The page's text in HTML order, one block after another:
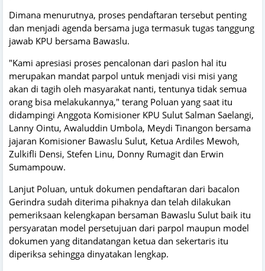
Dimana menurutnya, proses pendaftaran tersebut penting
dan menjadi agenda bersama juga termasuk tugas tanggung
jawab KPU bersama Bawaslu.
"Kami apresiasi proses pencalonan dari paslon hal itu
merupakan mandat parpol untuk menjadi visi misi yang
akan di tagih oleh masyarakat nanti, tentunya tidak semua
orang bisa melakukannya," terang Poluan yang saat itu
didampingi Anggota Komisioner KPU Sulut Salman Saelangi,
Lanny Ointu, Awaluddin Umbola, Meydi Tinangon bersama
jajaran Komisioner Bawaslu Sulut, Ketua Ardiles Mewoh,
Zulkifli Densi, Stefen Linu, Donny Rumagit dan Erwin
Sumampouw.
Lanjut Poluan, untuk dokumen pendaftaran dari bacalon
Gerindra sudah diterima pihaknya dan telah dilakukan
pemeriksaan kelengkapan bersaman Bawaslu Sulut baik itu
persyaratan model persetujuan dari parpol maupun model
dokumen yang ditandatangan ketua dan sekertaris itu
diperiksa sehingga dinyatakan lengkap.